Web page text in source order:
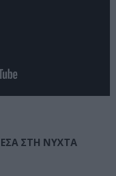
ΣΤΗ ΝΥΧΤΑ